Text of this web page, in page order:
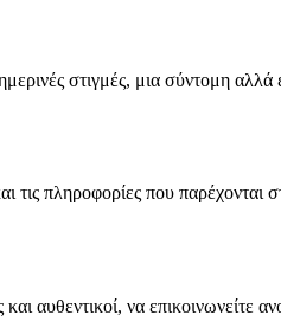
στιγμές, μια σύντομη
τις πληροφορίες που
να επικοινωνείτε